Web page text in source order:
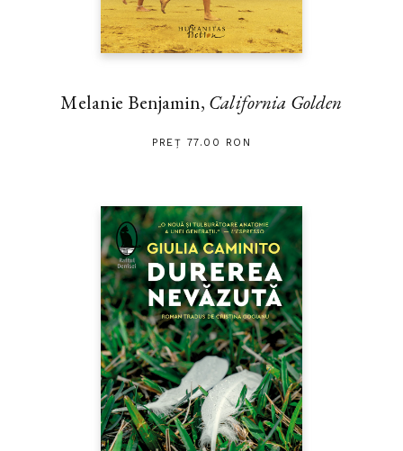
Melanie Benjamin, California Golden
PREȚ 77.00 RON